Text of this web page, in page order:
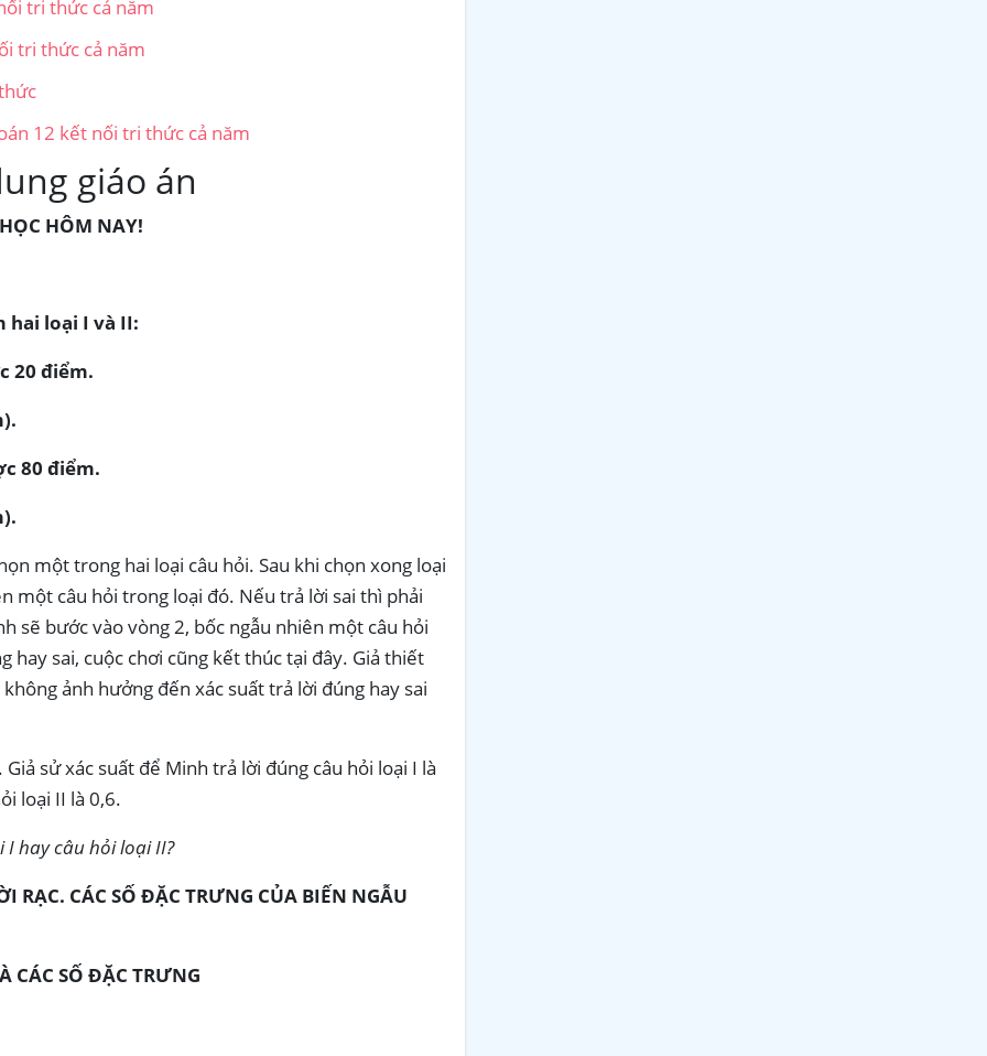
tri thức cả năm
tri thức cả năm
12 kết nối tri thức cả năm
giáo án
HÔM NAY!
hai loại I và II:
20 điểm.
80 điểm.
một trong hai loại câu hỏi. Sau khi chọn xong loại
một câu hỏi trong loại đó. Nếu trả lời sai thì phải
sẽ bước vào vòng 2, bốc ngẫu nhiên một câu hỏi
hay sai, cuộc chơi cũng kết thúc tại đây. Giả thiết
ảnh hưởng đến xác suất trả lời đúng hay sai
sử xác suất để Minh trả lời đúng câu hỏi loại I là
loại II là 0,6.
hay câu hỏi loại II?
RẠC. CÁC SỐ ĐẶC TRƯNG CỦA BIẾN NGẪU
CÁC SỐ ĐẶC TRƯNG